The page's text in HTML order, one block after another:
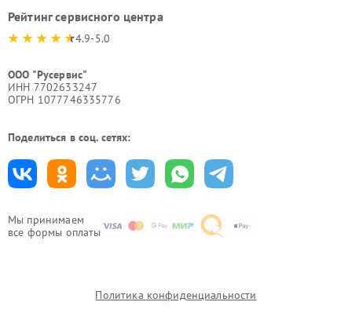
Мы принимаем
все формы оплаты
Рейтинг сервисного центра
4.9-5.0
ООО "Русервис"
ИНН 7702633247
ОГРН 1077746335776
Поделиться в соц. сетях:
Политика конфиденциальности